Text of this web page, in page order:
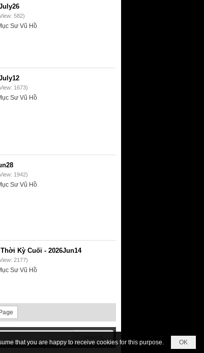
582)
Sư Vũ Hồ
1673)
Sư Vũ Hồ
1942)
Sư Vũ Hồ
Kỳ Cuối - 2026Jun14
2177)
Sư Vũ Hồ
OK
that you are happy to receive cookies for this purpose.